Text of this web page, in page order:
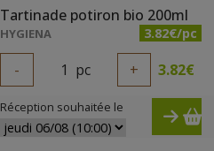
Tartinade potiron bio 200ml
HYGIENA 3.82€/pc
- 1 pc + 3.82€
Réception souhaitée le